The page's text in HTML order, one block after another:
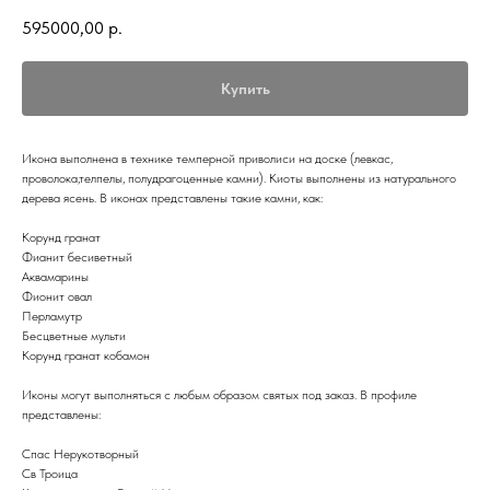
595000,00 р.
Купить
Икона выполнена в технике темперной приволиси на доске (левкас,
проволока,телпелы, полудрагоценные камни). Киоты выполнены из натурального
дерева ясень. В иконах представлены такие камни, как:
Корунд гранат
Фианит бесиветный
Аквамарины
Фионит овал
Перламутр
Бесцветные мульти
Корунд гранат кобамон
Иконы могут выполняться с любым образом святых под заказ. В профиле
представлены:
Спас Нерукотворный
Св Троица